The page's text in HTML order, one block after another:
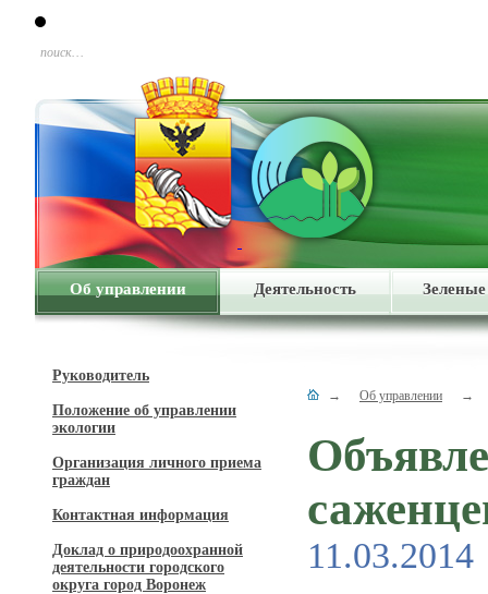
поиск…
Об управлении Деятельность
Руководитель
Положение об управлении
экологии
Организация личного приема
граждан
Контактная информация
Доклад о природоохранной
деятельности городского
округа город Воронеж
→ Об управлении →
11.03.2014